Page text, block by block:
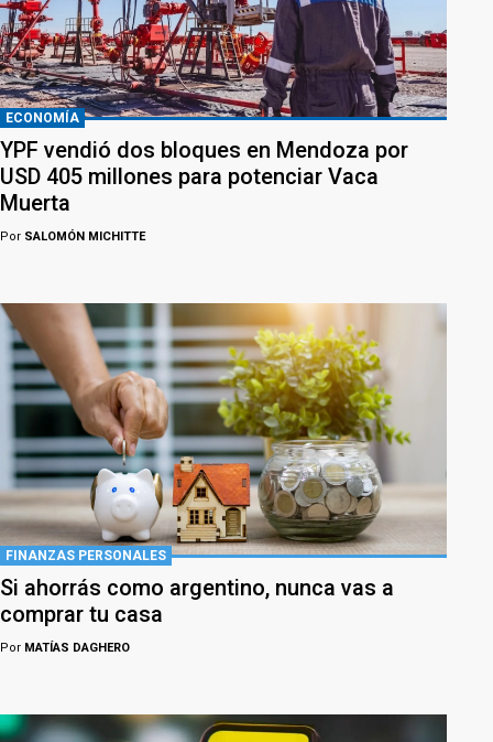
ECONOMÍA
YPF vendió dos bloques en Mendoza por
USD 405 millones para potenciar Vaca
Muerta
Por SALOMÓN MICHITTE
FINANZAS PERSONALES
Si ahorrás como argentino, nunca vas a
comprar tu casa
Por MATÍAS DAGHERO